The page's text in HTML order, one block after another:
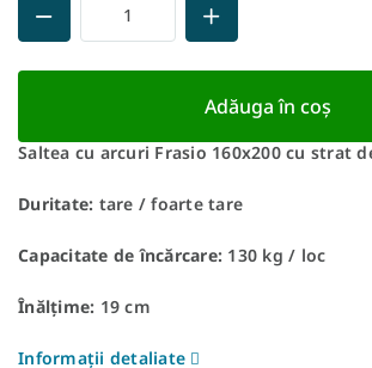
Adăuga în coş
Saltea cu arcuri Frasio 160x200 cu strat
Duritate: tare / foarte tare
Capacitate de încărcare: 130 kg / loc
Înălțime: 19 cm
Informaţii detaliate